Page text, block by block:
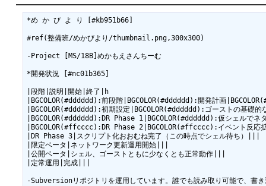
*め か び よ り [#kb951b66]
#ref(整備班/めかびより/thumbnail.png,300x300)
-Project [MS/18B]めかもえさんちーむ
*開発状況 [#nc01b365]
|段階|説明|開始|終了|h
|BGCOLOR(#dddddd):前段階|BGCOLOR(#dddddd):開発計画
|BGCOLOR(#dddddd):初期設定|BGCOLOR(#dddddd):ゴーストの基
|BGCOLOR(#dddddd):DR Phase 1|BGCOLOR(#dddddd):仮シェルで
|BGCOLOR(#ffcccc):DR Phase 2|BGCOLOR(#ffcccc):イベント反
|DR Phase 3|スクリプト化おおむね完了（この時点でシェル待ち）|||
|限定ベータ|ネットワーク更新運用開始|||
|公開ベータ|シェル、ゴーストともに少なくとも正常動作|||
|定常運用|完成|||
-Subversionリポジトリを運用しています。誰でも読み取り可能で、書